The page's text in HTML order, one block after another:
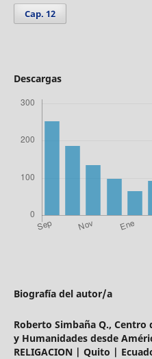
Cap. 12
Descargas
Biografía del autor/a
Roberto Simbaña Q., Centro
y Humanidades desde
RELIGACION | Quito |